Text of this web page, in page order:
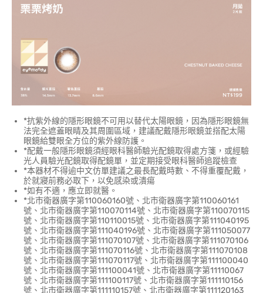
*抗紫外線的隱形眼鏡不可用以替代太陽眼鏡，因為隱形眼鏡無
法完全遮蓋眼睛及其周圍區域，建議配戴隱形眼鏡並搭配太陽
眼鏡給雙眼全方位的紫外線防護。
*配戴一般隱形眼鏡須經眼科醫師驗光配鏡取得處方箋，或經驗
光人員驗光配鏡取得配鏡單，並定期接受眼科醫師追蹤檢查
*本器材不得逾中文仿單建議之最長配戴時數、不得重覆配戴，
於就寢前務必取下，以免感染或潰瘍
*如有不適，應立即就醫。
*北市衛器廣字第110060160號、北市衛器廣字第110060161
號、北市衛器廣字第110070114號、北市衛器廣字第110070115
號、北市衛器廣字第110110015號、北市衛器廣字第111040195
號、北市衛器廣字第111040196號、北市衛器廣字第111050077
號、北市衛器廣字第111070107號、北市衛器廣字第111070106
號、北市衛器廣字第111070116號、北市衛器廣字第111070108
號、北市衛器廣字第111070117號、北市衛器廣字第111100040
號、北市衛器廣字第111100041號、北市衛器廣字第11110067
號、北市衛器廣字第111100117號、北市衛器廣字第111110156
號、北市衛器廣字第111110157號、北市衛器廣字第111120163